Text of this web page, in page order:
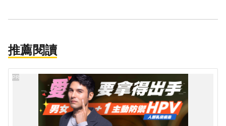
推薦閱讀
PR